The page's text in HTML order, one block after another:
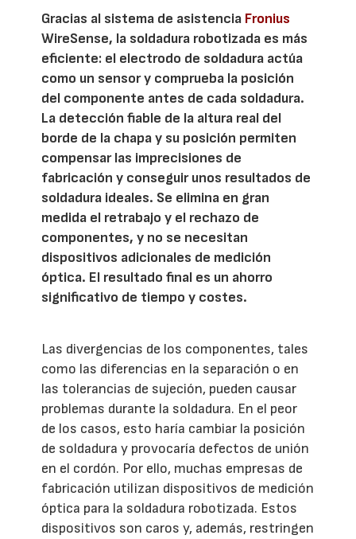
Gracias al sistema de asistencia Fronius
WireSense, la soldadura robotizada es más
eficiente: el electrodo de soldadura actúa
como un sensor y comprueba la posición
del componente antes de cada soldadura.
La detección fiable de la altura real del
borde de la chapa y su posición permiten
compensar las imprecisiones de
fabricación y conseguir unos resultados de
soldadura ideales. Se elimina en gran
medida el retrabajo y el rechazo de
componentes, y no se necesitan
dispositivos adicionales de medición
óptica. El resultado final es un ahorro
significativo de tiempo y costes.
Las divergencias de los componentes, tales
como las diferencias en la separación o en
las tolerancias de sujeción, pueden causar
problemas durante la soldadura. En el peor
de los casos, esto haría cambiar la posición
de soldadura y provocaría defectos de unión
en el cordón. Por ello, muchas empresas de
fabricación utilizan dispositivos de medición
óptica para la soldadura robotizada. Estos
dispositivos son caros y, además, restringen